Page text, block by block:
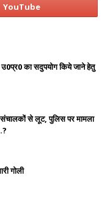
उ0प्र0 का सदुपयोग किये जाने हेतु
से लूट, पुलिस पर मामला
गोली